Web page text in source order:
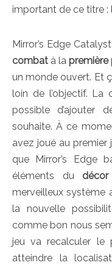
important de ce titre :
Mirror’s Edge
combat à la première
un monde ouvert. Et
loin de l’objectif. La
possible d’ajouter
souhaite. À ce
avez joué au premier
que Mirror’s Edge
éléments du
merveilleux système
la nouvelle
comme bon nous
jeu va recalculer le
atteindre la